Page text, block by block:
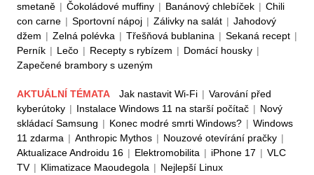
smetaně | Čokoládové muffiny | Banánový chlebíček | Chili
con carne | Sportovní nápoj | Zálivky na salát | Jahodový
džem | Zelná polévka | Třešňová bublanina | Sekaná recept |
Perník | Lečo | Recepty s rybízem | Domácí housky |
Zapečené brambory s uzeným
AKTUÁLNÍ TÉMATA Jak nastavit Wi-Fi | Varování před
kyberútoky | Instalace Windows 11 na starší počítač | Nový
skládací Samsung | Konec modré smrti Windows? | Windows
11 zdarma | Anthropic Mythos | Nouzové otevírání pračky |
Aktualizace Androidu 16 | Elektromobilita | iPhone 17 | VLC
TV | Klimatizace Maoudegola | Nejlepší Linux